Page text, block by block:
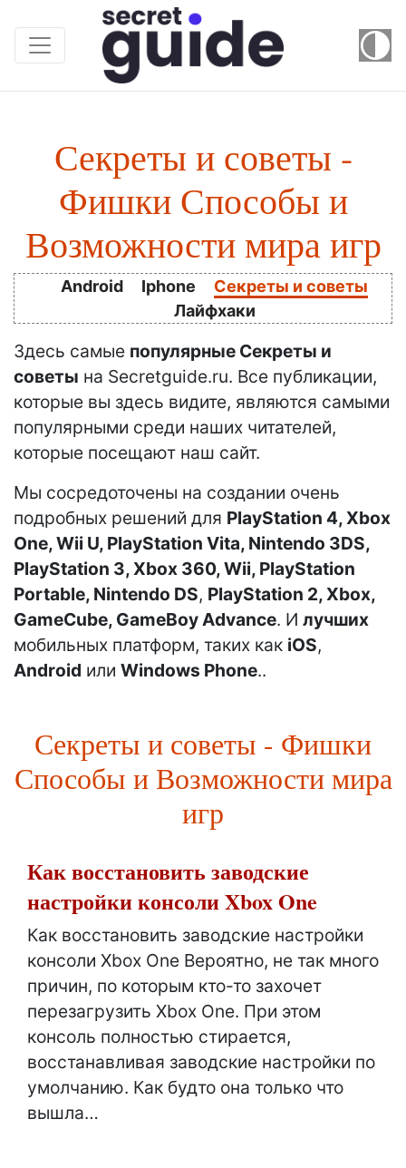
Секреты и советы -
Фишки Способы и
Возможности мира игр
Android Iphone
Секреты и советы
Лайфхаки
Здесь самые популярные Секреты и
советы на Secretguide.ru. Все публикации,
которые вы здесь видите, являются самыми
популярными среди наших читателей,
которые посещают наш сайт.
Мы сосредоточены на создании очень
подробных решений для PlayStation 4, Xbox
One, Wii U, PlayStation Vita, Nintendo 3DS,
PlayStation 3, Xbox 360, Wii, PlayStation
Portable, Nintendo DS, PlayStation 2, Xbox,
GameCube, GameBoy Advance. И лучших
мобильных платформ, таких как iOS,
Android или Windows Phone..
Секреты и советы - Фишки
Способы и Возможности мира
игр
Как восстановить заводские
настройки консоли Xbox One
Как восстановить заводские настройки
консоли Xbox One Вероятно, не так много
причин, по которым кто-то захочет
перезагрузить Xbox One. При этом
консоль полностью стирается,
восстанавливая заводские настройки по
умолчанию. Как будто она только что
вышла…